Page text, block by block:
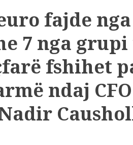
fajde
7 nga
fshihet
ndaj CFO